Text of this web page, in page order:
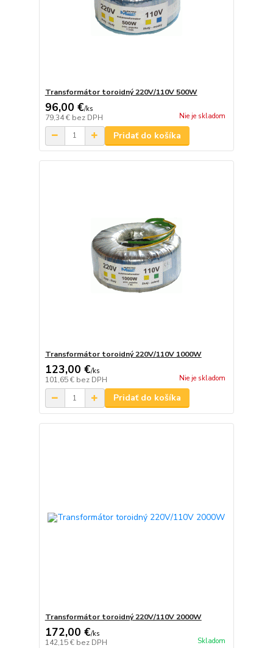
Transformátor toroidný 220V/110V 500W
96,00 €/ks
79,34 € bez DPH Nie je skladom
Pridať do košíka
Transformátor toroidný 220V/110V 1000W
123,00 €/ks
101,65 € bez DPH Nie je skladom
Pridať do košíka
Transformátor toroidný 220V/110V 2000W
172,00 €/ks
142,15 € bez DPH Skladom